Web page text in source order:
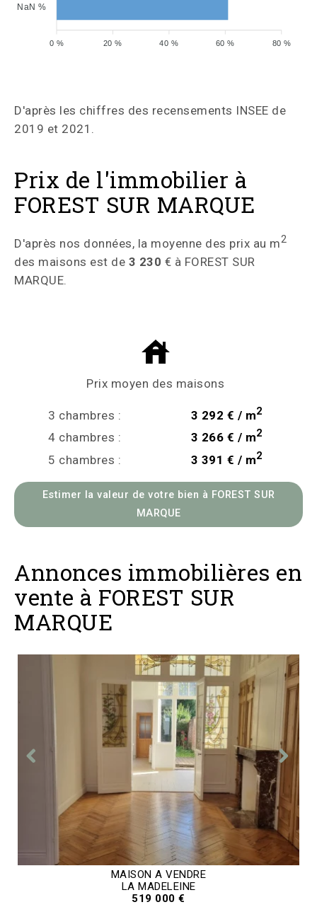
NaN %
80 %
60 %
40 %
20 %
0 %
D'après les chiffres des recensements INSEE de
2019 et 2021.
Prix de l'immobilier à
FOREST SUR MARQUE
D'après nos données, la moyenne des prix au m2
des maisons est de 3 230 € à FOREST SUR
MARQUE.
Prix moyen des maisons
3 chambres : 3 292 € / m2
4 chambres : 3 266 € / m2
5 chambres : 3 391 € / m2
Estimer la valeur de votre bien à FOREST SUR
MARQUE
Annonces immobilières en
vente à FOREST SUR
MARQUE
MAISON A VENDRE
LA MADELEINE
519 000 €